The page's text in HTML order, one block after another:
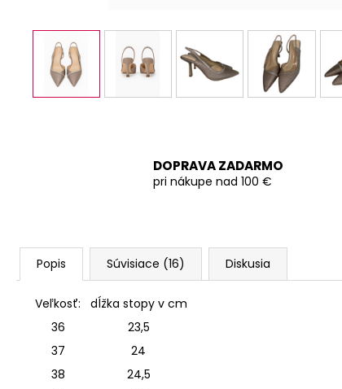
DOPRAVA ZADARMO
pri nákupe nad 100 €
Popis Súvisiace (16) Diskusia
Veľkosť:
dĺžka stopy v cm
36
23,5
37
24
38
24,5